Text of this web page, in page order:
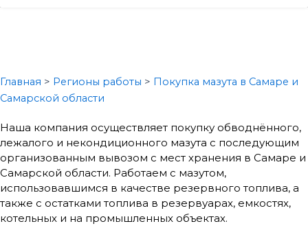
Главная > Регионы работы > Покупка мазута в Самаре и
Самарской области
Наша компания осуществляет покупку обводнённого,
лежалого и некондиционного мазута с последующим
организованным вывозом с мест хранения в Самаре и
Самарской области. Работаем с мазутом,
использовавшимся в качестве резервного топлива, а
также с остатками топлива в резервуарах, емкостях,
котельных и на промышленных объектах.